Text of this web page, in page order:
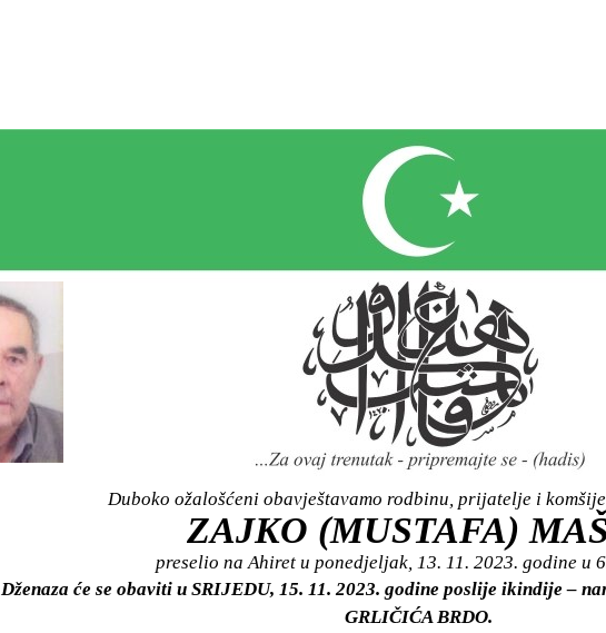
Duboko ožalošćeni obavještavamo rodbinu, prijatelje i
ZAJKO (MUSTAFA)
preselio na Ahiret u ponedjeljak, 13. 11. 2023. godine u
Dženaza će se obaviti u SRIJEDU, 15. 11. 2023. godine poslije ikindije –
GRLIČIĆA BRDO.